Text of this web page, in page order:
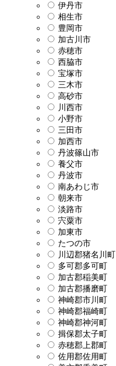
伊丹市
相生市
豊岡市
加古川市
赤穂市
西脇市
宝塚市
三木市
高砂市
川西市
小野市
三田市
加西市
丹波篠山市
養父市
丹波市
南あわじ市
朝来市
淡路市
宍粟市
加東市
たつの市
川辺郡猪名川町
多可郡多可町
加古郡稲美町
加古郡播磨町
神崎郡市川町
神崎郡福崎町
神崎郡神河町
揖保郡太子町
赤穂郡上郡町
佐用郡佐用町